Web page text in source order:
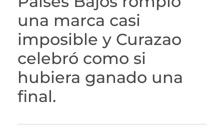
una marca casi
imposible y Curazao
celebró como si
hubiera ganado una
final.